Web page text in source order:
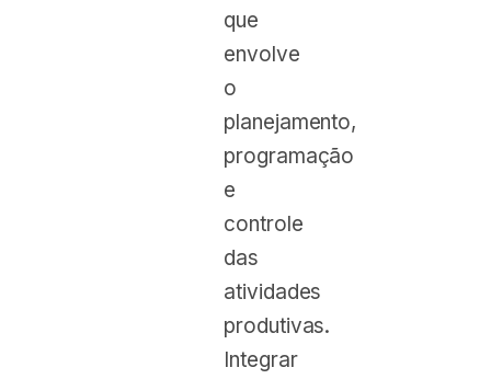
que
envolve
o
planejamento,
programação
e
controle
das
atividades
produtivas.
Integrar